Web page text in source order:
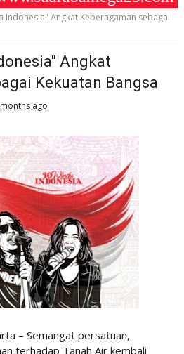
Indonesia" Angkat Keberagaman sebagai
Angkat
Kekuatan Bangsa
ago
– Semangat persatuan,
terhadap Tanah Air kembali